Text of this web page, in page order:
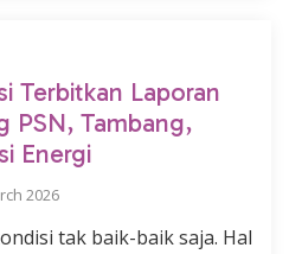
Terbitkan Laporan
PSN, Tambang,
Energi
2026
tak baik-baik saja. Hal